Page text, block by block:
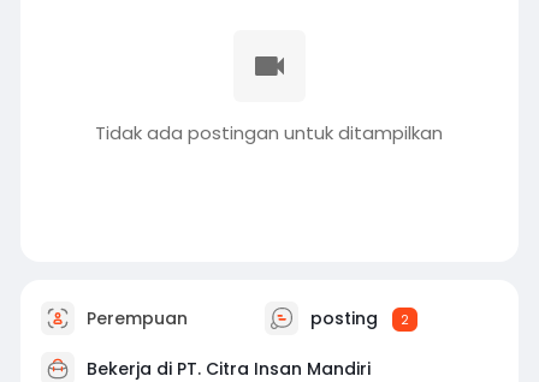
Tidak ada postingan untuk ditampilkan
Perempuan posting 2
Bekerja di PT. Citra Insan Mandiri